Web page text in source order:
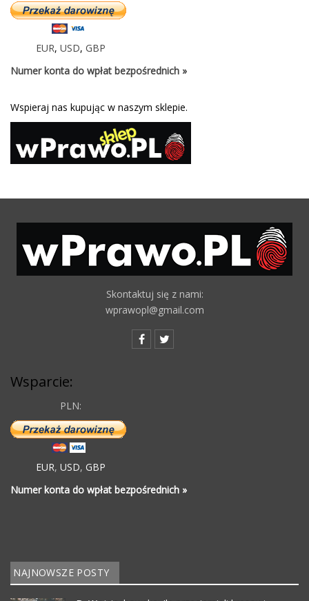
EUR, USD, GBP
Numer konta do wpłat bezpośrednich »
Wspieraj nas kupując w naszym sklepie.
Skontaktuj się z nami:
wprawopl@gmail.com
Wsparcie:
PLN:
EUR, USD, GBP
Numer konta do wpłat bezpośrednich »
NAJNOWSZE POSTY